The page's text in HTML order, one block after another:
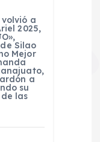
a
2025,
Silao
Mejor
a
su
las